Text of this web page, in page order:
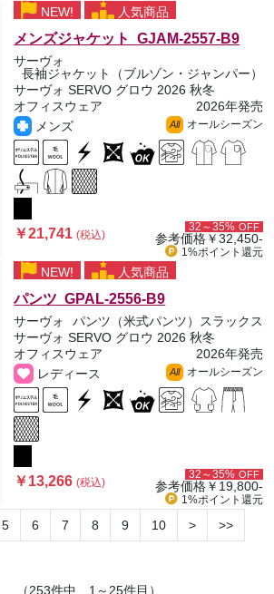
NEW! 人気商品
メンズジャケット GJAM-2557-B9
サーヴォ
長袖ジャケット（ブルゾン・ジャンパー）
サーヴォ SERVO グロウ 2026 秋冬
オフィスウェア
2026年発売
メンズ
All オールシーズン
￥21,741(税込)
32～35% OFF
参考価格￥32,450-
1%ポイント 還元
NEW! 人気商品
パンツ GPAL-2556-B9
サーヴォ
パンツ（米式パンツ）スラックス
サーヴォ SERVO グロウ 2026 秋冬
オフィスウェア
2026年発売
レディース
All オールシーズン
￥13,266(税込)
32～35% OFF
参考価格￥19,800-
1%ポイント 還元
5 6 7 8 9 10 > >>
（253件中、1～25件目）